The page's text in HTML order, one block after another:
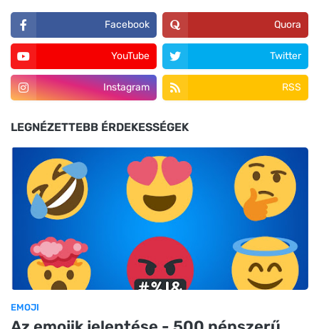
Facebook Quora
YouTube Twitter
Instagram RSS
LEGNÉZETTEBB ÉRDEKESSÉGEK
EMOJI